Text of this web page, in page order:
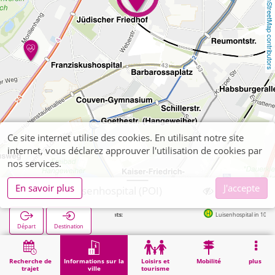
OpenStreetMap contributors
Recherche de
trajet
Informations sur la
ville
Loisirs et
tourisme
Mobilité plus
Aachen, Luisenhospital (POI)
Départ Destination
Arrêts suivants: Luisenhospital in 107m
Démarrage Informations sur la ville Aachen, Luisenhospital (POI)
Ce site internet utilise des cookies. En utilisant notre site
internet, vous déclarez approuver l'utilisation de cookies par
nos services.
En savoir plus
J'accepte